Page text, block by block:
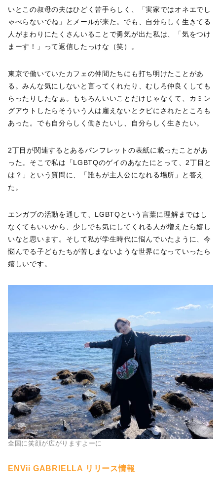
いとこの叔母の夫はひどく苦手らしく、「実家ではオネエでし
ゃべらないでね」とメールが来た。でも、自分らしく生きてる
人がまわりにたくさんいることで勇気が出た私は、「気をつけ
まーす！」って返信したっけな（笑）。
東京で働いていたカフェの仲間たちにも打ち明けたことがあ
る。みんな気にしないと言ってくれたり、むしろ仲良くしても
らったりしたなぁ。もちろんいいことだけじゃなくて、カミン
グアウトしたらそういう人は雇えないとクビにされたところも
あった。でも自分らしく働きたいし、自分らしく生きたい。
2丁目が関連するとあるパンフレットの表紙に載ったことがあ
った。そこで私は「LGBTQのゲイのあなたにとって、2丁目と
は？」という質問に、「誰もが主人公になれる場所」と答え
た。
エンガブの活動を通して、LGBTQという言葉に理解まではし
なくてもいいから、少しでも気にしてくれる人が増えたら嬉し
いなと思います。そして私が学生時代に悩んでいたように、今
悩んでる子どもたちが苦しまないような世界になっていったら
嬉しいです。
全国に笑顔が広がりますよーに
ENVii GABRIELLA リリース情報